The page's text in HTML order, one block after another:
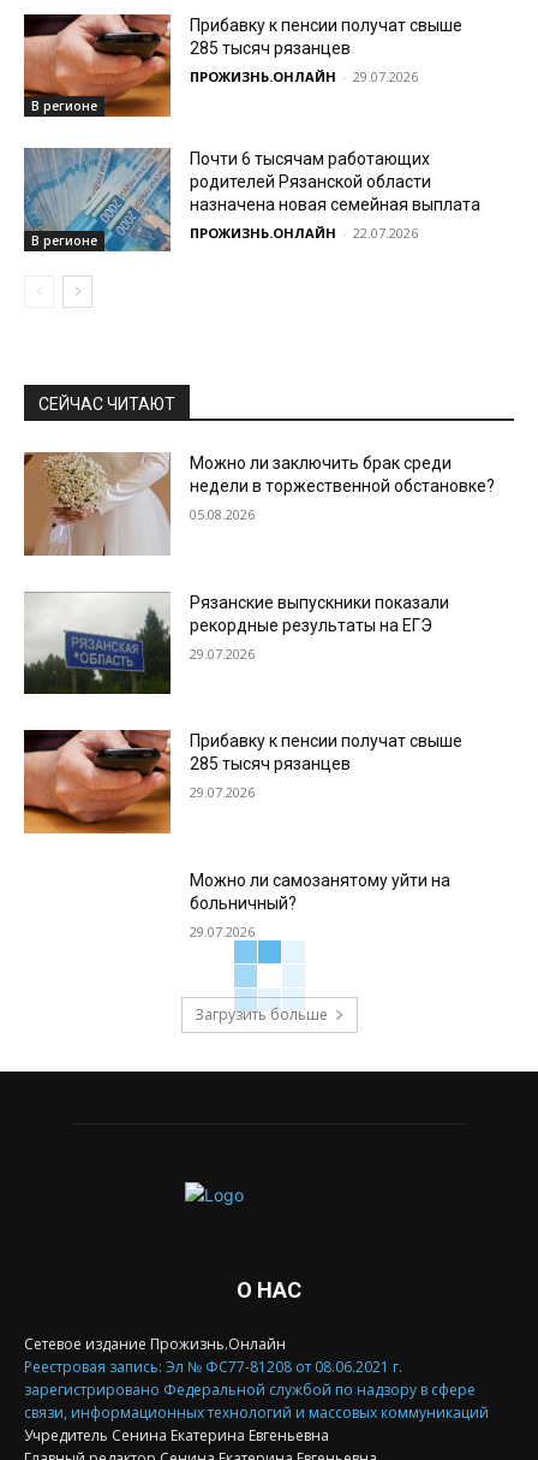
В регионе
Прибавку к пенсии получат свыше
285 тысяч рязанцев
ПРОЖИЗНЬ.ОНЛАЙН - 29.07.2026
В регионе
Почти 6 тысячам работающих
родителей Рязанской области
назначена новая семейная выплата
ПРОЖИЗНЬ.ОНЛАЙН - 22.07.2026
СЕЙЧАС ЧИТАЮТ
Можно ли заключить брак среди
недели в торжественной обстановке?
05.08.2026
Рязанские выпускники показали
рекордные результаты на ЕГЭ
29.07.2026
Прибавку к пенсии получат свыше
285 тысяч рязанцев
29.07.2026
Можно ли самозанятому уйти на
больничный?
29.07.2026
Загрузить больше
О НАС
Сетевое издание Прожизнь.Онлайн
Реестровая запись: Эл № ФС77-81208 от 08.06.2021 г.
зарегистрировано Федеральной службой по надзору в сфере
связи, информационных технологий и массовых коммуникаций
Учредитель Сенина Екатерина Евгеньевна